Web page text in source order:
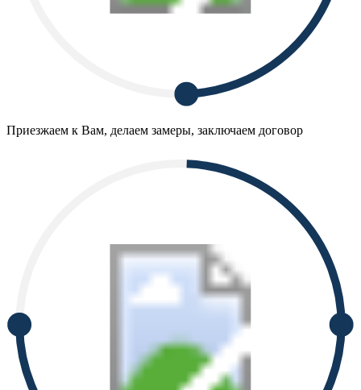
Приезжаем к Вам, делаем замеры, заключаем договор